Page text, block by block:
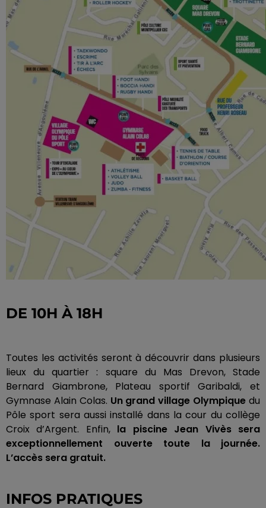
DE 10H À 18H
Toutes les activités seront à découvrir dans plusieurs
lieux du quartier : square du Mas Drevon, Stade
Bernard Giambrone, Plateau sportif Garibaldi, et
Gymnase Alain Colas. Un grand village Olympique du
Pôle sport sera aussi installé dans la cour du collège
Croix d’Argent. Enfin, la piscine Jean Vivèssera
exceptionnellement ouverte toute la journée.
L’accès sera gratuit.
INFOS PRATIQUES